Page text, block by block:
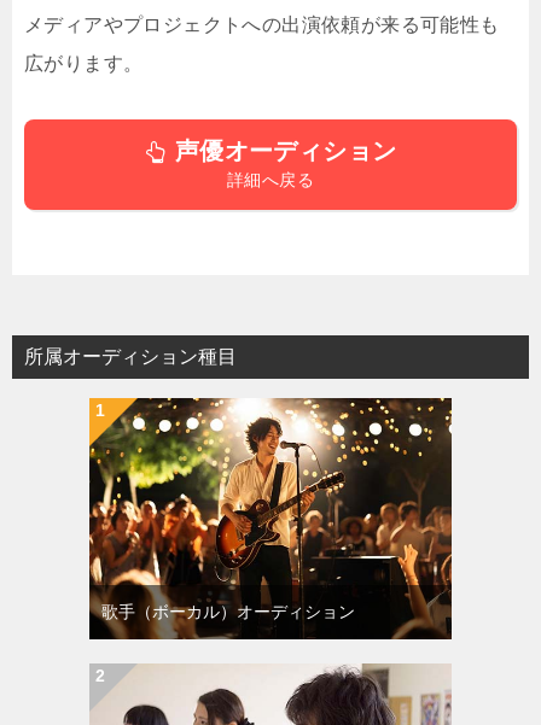
メディアやプロジェクトへの出演依頼が来る可能性も
広がります。
声優オーディション
詳細へ戻る
所属オーディション種目
歌手（ボーカル）オーディション